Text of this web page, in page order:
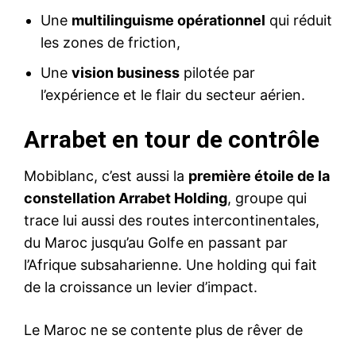
Une multilinguisme opérationnel qui réduit
les zones de friction,
Une vision business pilotée par
l’expérience et le flair du secteur aérien.
Arrabet en tour de contrôle
Mobiblanc, c’est aussi la première étoile de la
constellation Arrabet Holding, groupe qui
trace lui aussi des routes intercontinentales,
du Maroc jusqu’au Golfe en passant par
l’Afrique subsaharienne. Une holding qui fait
de la croissance un levier d’impact.
Le Maroc ne se contente plus de rêver de